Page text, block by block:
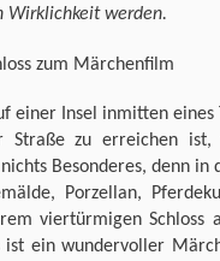
Wirklichkeit werden.
zum Märchenfilm
einer Insel inmitten eines
zu erreichen ist,
Besonderes, denn in
Porzellan,
viertürmigen Schloss
ist ein wundervoller